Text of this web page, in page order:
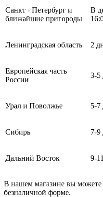
Санкт - Петербург и
ближайшие пригороды
В
Ленинградская область 2
Европейская часть
России
3-5
Урал и Поволжье 5-7
Сибирь 7-9
Дальний Восток 9-
В нашем магазине вы можете
безналичной форме.